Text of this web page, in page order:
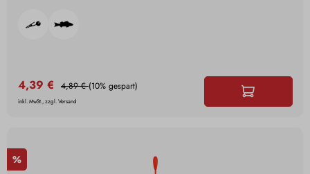
4,39 € 4,89 €(10% gespart)
inkl. MwSt., zzgl. Versand
%